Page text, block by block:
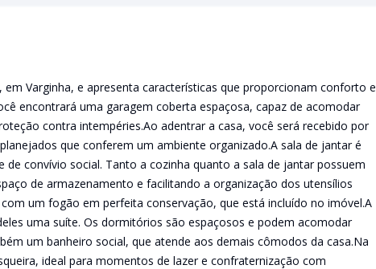
em Varginha, e apresenta características que proporcionam conforto e
encontrará uma garagem coberta espaçosa, capaz de acomodar
contra intempéries.Ao adentrar a casa, você será recebido por
que conferem um ambiente organizado.A sala de jantar é
convívio social. Tanto a cozinha quanto a sala de jantar possuem
de armazenamento e facilitando a organização dos utensílios
um fogão em perfeita conservação, que está incluído no imóvel.A
uma suíte. Os dormitórios são espaçosos e podem acomodar
um banheiro social, que atende aos demais cômodos da casa.Na
ideal para momentos de lazer e confraternização com